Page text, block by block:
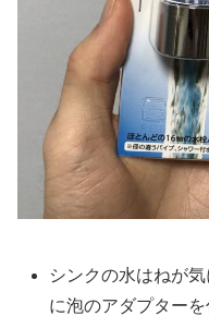
シンクの水はねが
に泡のアダプター